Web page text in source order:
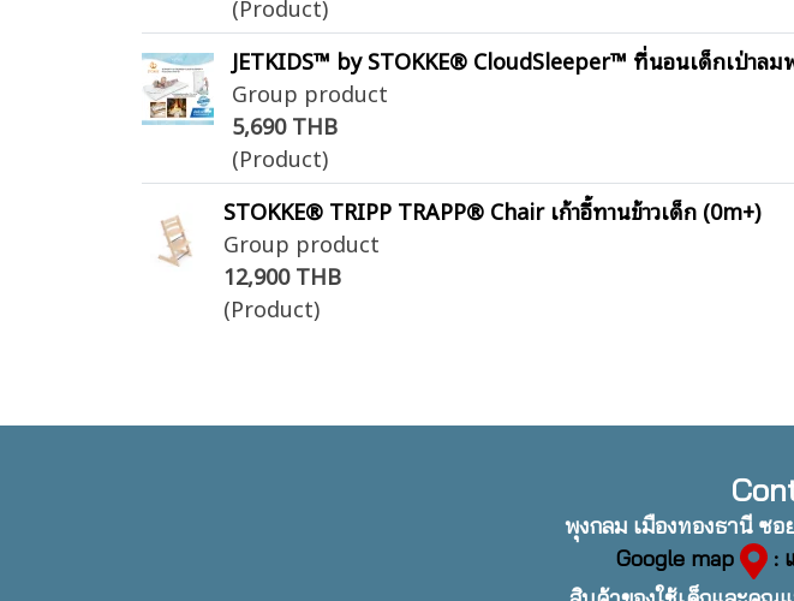
JETKIDS™ by STOKKE® CloudSleeper™ ที่นอนเด็กเป่าลม
Group product
5,690 THB
(Product)
STOKKE® TRIPP TRAPP® Chair เก้าอี้ทานข้าวเด็ก (0m+)
Group product
12,900 THB
(Product)
พุงกลม เมืองทองธานี ซอ
Google map
: